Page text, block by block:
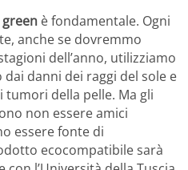
è fondamentale. Ogni
anche se dovremmo
dell’anno, utilizziamo
danni dei raggi del sole e
tumori della pelle. Ma gli
non essere amici
essere fonte di
ecocompatibile sarà